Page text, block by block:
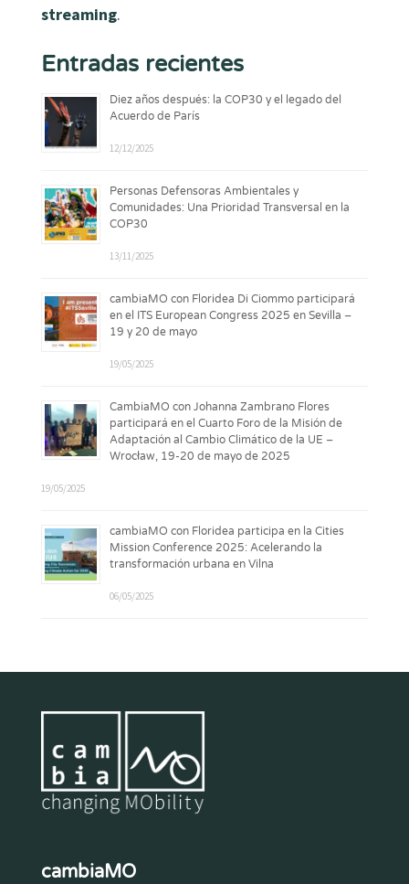
streaming.
Entradas recientes
Diez años después: la COP30 y el legado del
Acuerdo de París
12/12/2025
Personas Defensoras Ambientales y
Comunidades: Una Prioridad Transversal en la
COP30
13/11/2025
cambiaMO con Floridea Di Ciommo participará
en el ITS European Congress 2025 en Sevilla –
19 y 20 de mayo
19/05/2025
CambiaMO con Johanna Zambrano Flores
participará en el Cuarto Foro de la Misión de
Adaptación al Cambio Climático de la UE –
Wrocław, 19-20 de mayo de 2025
19/05/2025
cambiaMO con Floridea participa en la Cities
Mission Conference 2025: Acelerando la
transformación urbana en Vilna
06/05/2025
cambiaMO